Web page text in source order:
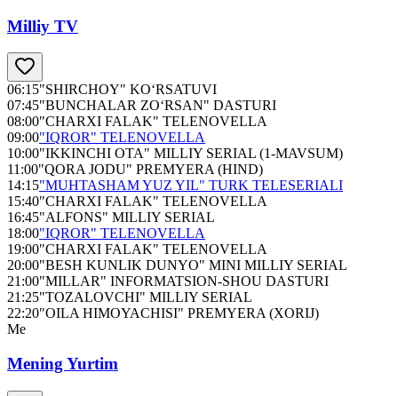
Milliy TV
06:15"SHIRCHOY" KO‘RSATUVI
07:45"BUNCHALAR ZO‘RSAN" DASTURI
08:00"CHARXI FALAK" TELENOVELLA
09:00"IQROR" TELENOVELLA
10:00"IKKINCHI OTA" MILLIY SERIAL (1-MAVSUM)
11:00"QORA JODU" PREMYERA (HIND)
14:15"MUHTASHAM YUZ YIL" TURK TELESERIALI
15:40"CHARXI FALAK" TELENOVELLA
16:45"ALFONS" MILLIY SERIAL
18:00"IQROR" TELENOVELLA
19:00"CHARXI FALAK" TELENOVELLA
20:00"BESH KUNLIK DUNYO" MINI MILLIY SERIAL
21:00"MILLAR" INFORMATSION-SHOU DASTURI
21:25"TOZALOVCHI" MILLIY SERIAL
22:20"OILA HIMOYACHISI" PREMYERA (XORIJ)
Me
Mening Yurtim